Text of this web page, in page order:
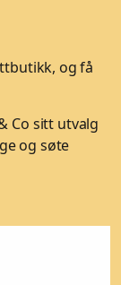
og få
Co sitt utvalg
og søte